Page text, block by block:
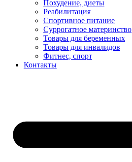
Похудение, диеты
Реабилитация
Спортивное питание
Суррогатное материнство
Товары для беременных
Товары для инвалидов
Фитнес, спорт
Контакты